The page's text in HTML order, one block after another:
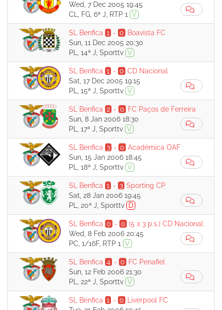
Wed, 7 Dec 2005 19:45
CL, FG, 6ª J, RTP 1
V
SL Benfica 1 - 0
Boavista FC
Sun, 11 Dec 2005 20:30
PL, 14ª J, Sporttv V
SL Benfica 1 - 0 CD Nacional
Sat, 17 Dec 2005 19:15
PL, 15ª J, Sporttv V
SL Benfica 2 - 0
FC Paços de Ferreira
Sun, 8 Jan 2006 18:30
PL, 17ª J, Sporttv V
SL Benfica 3 - 0 Académica OAF
Sun, 15 Jan 2006 18:45
PL, 18ª J, Sporttv V
SL Benfica 1 - 3 Sporting CP
Sat, 28 Jan 2006 19:45
PL, 20ª J, Sporttv
D
SL Benfica 0 - 0 (5 x 3 p.s.) CD Nacional
Wed, 8 Feb 2006 20:45
PC, 1/16F, RTP 1
V
SL Benfica 4 - 0
FC Penafiel
Sun, 12 Feb 2006 21:30
PL, 22ª J, Sporttv V
SL Benfica 1 - 0
Liverpool FC